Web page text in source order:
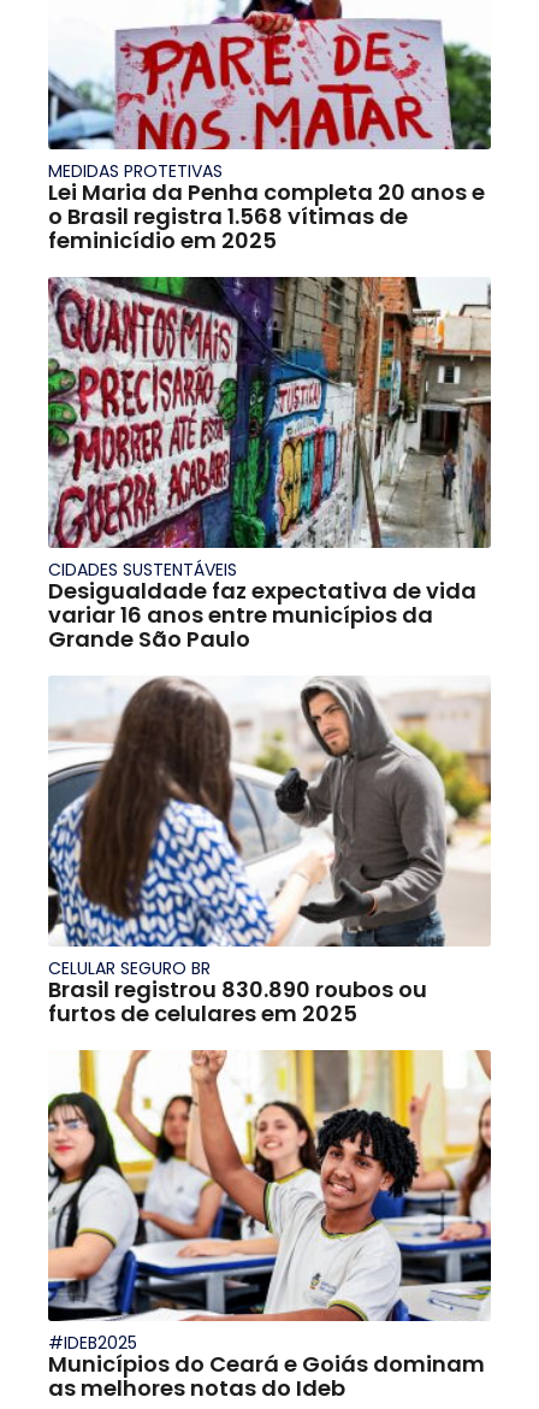
MEDIDAS PROTETIVAS
Lei Maria da Penha completa 20 anos e
o Brasil registra 1.568 vítimas de
feminicídio em 2025
CIDADES SUSTENTÁVEIS
Desigualdade faz expectativa de vida
variar 16 anos entre municípios da
Grande São Paulo
CELULAR SEGURO BR
Brasil registrou 830.890 roubos ou
furtos de celulares em 2025
#IDEB2025
Municípios do Ceará e Goiás dominam
as melhores notas do Ideb